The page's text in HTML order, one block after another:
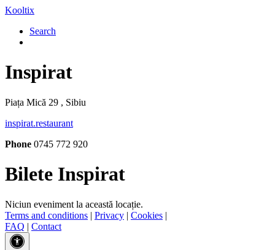
Kooltix
Search
Inspirat
Piața Mică 29 , Sibiu
inspirat.restaurant
Phone 0745 772 920
Bilete Inspirat
Niciun eveniment la această locație.
Terms and conditions | Privacy | Cookies |
FAQ | Contact